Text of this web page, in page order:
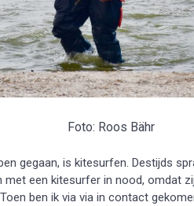
Foto: Roos Bähr
gegaan, is kitesurfen. Destijds
een kitesurfer in nood, omdat
ben ik via via in contact